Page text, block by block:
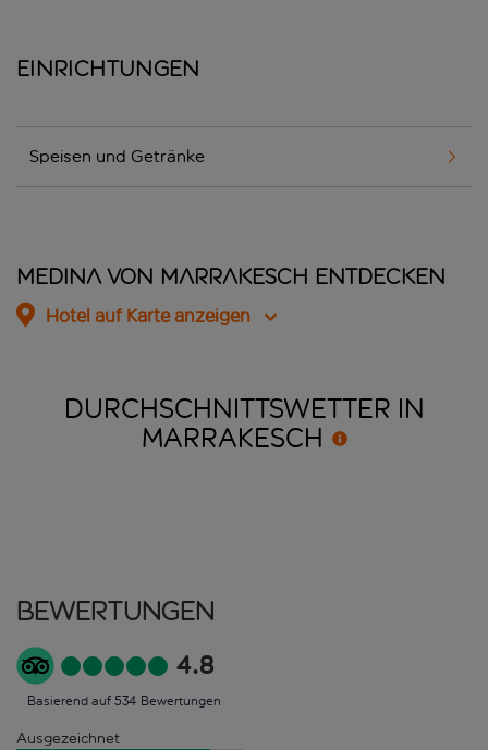
Einrichtungen
Speisen und Getränke
Medina von Marrakesch entdecken
Hotel auf Karte anzeigen
DURCHSCHNITTSWETTER IN
MARRAKESCH
Bewertungen
4.8
Basierend auf 534 Bewertungen
Ausgezeichnet